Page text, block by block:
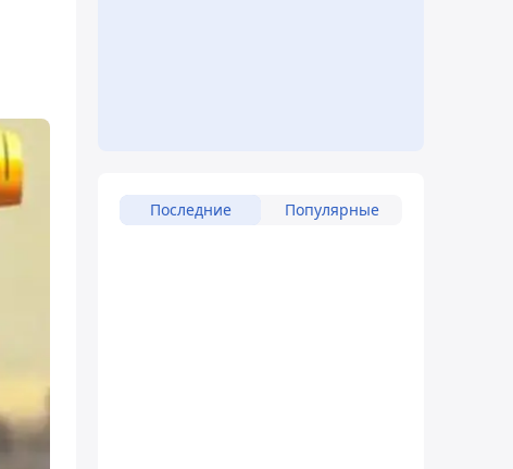
Последние Популярные